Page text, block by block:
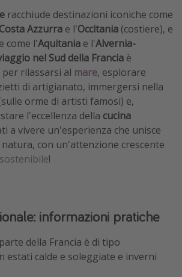
racchiude destinazioni iconiche come
Azzurra e l'Occitania (costiere), e
come l'Aquitania e l'Alvernia-
nel Sud della Francia è
per rilassarsi al mare, esplorare
di artigianato, immergersi nella
orme di artisti famosi) e,
l'eccellenza della cucina
a vivere un'esperienza che unisce
con un'attenzione crescente
!
informazioni pratiche
della Francia è di tipo
estati calde e soleggiate e inverni